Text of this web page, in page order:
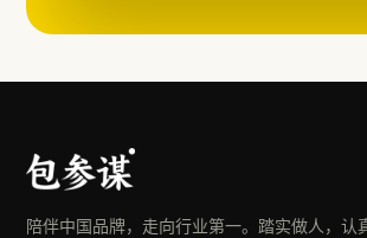
陪伴中国品牌，走向行业第一。踏实做人，认